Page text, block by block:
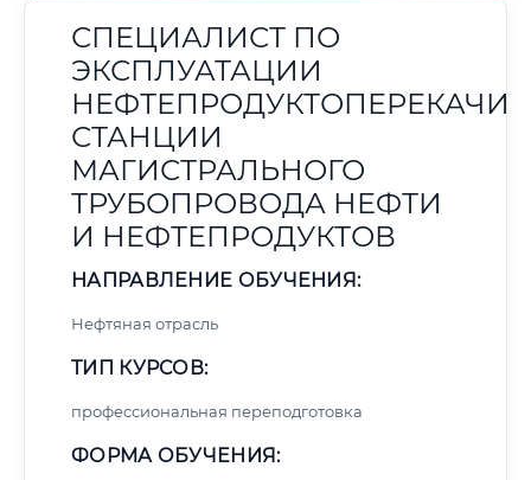
СПЕЦИАЛИСТ ПО
ЭКСПЛУАТАЦИИ
СТАНЦИИ
МАГИСТРАЛЬНОГО
ТРУБОПРОВОДА НЕФТИ
И НЕФТЕПРОДУКТОВ
НАПРАВЛЕНИЕ ОБУЧЕНИЯ:
Нефтяная отрасль
ТИП КУРСОВ:
профессиональная переподготовка
ФОРМА ОБУЧЕНИЯ: